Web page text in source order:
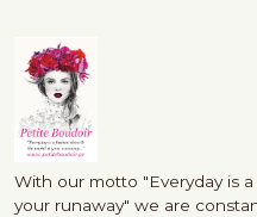
With our motto "Everyday is
your runaway" we are